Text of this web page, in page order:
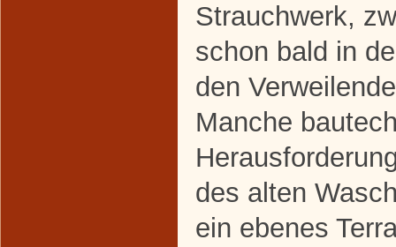
Strauchwerk,
schon bald in
den
Manche
des alten
ein ebenes